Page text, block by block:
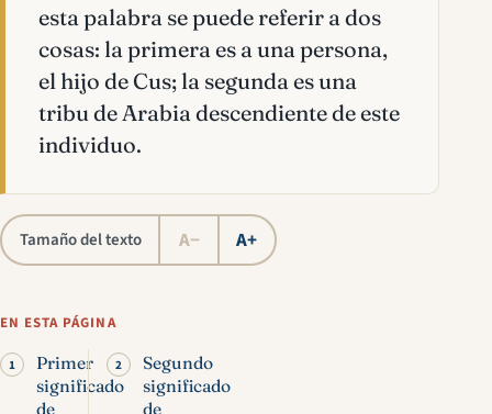
esta palabra se puede referir a dos
cosas: la primera es a una persona,
el hijo de Cus; la segunda es una
tribu de Arabia descendiente de este
individuo.
Tamaño del texto A− A+
EN ESTA PÁGINA
Primer
significado
de
Segundo
significado
de